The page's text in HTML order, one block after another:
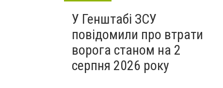
У Генштабі ЗСУ
повідомили про втрати
ворога станом на 2
серпня 2026 року